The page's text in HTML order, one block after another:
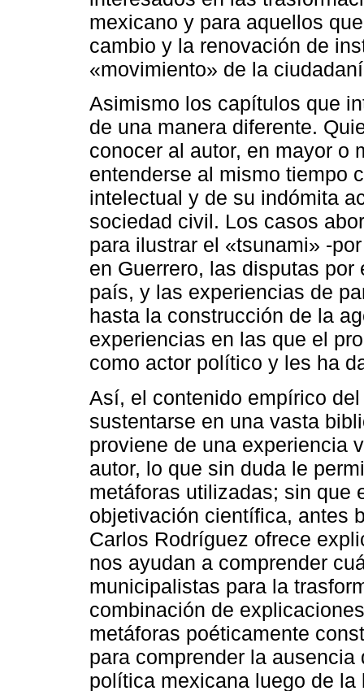
mexicano y para aquellos
cambio y la renovación de
«movimiento» de la
Asimismo los capítulos que
de una manera diferente.
conocer al autor, en mayor o
entenderse al mismo tiempo
intelectual y de su indómita
sociedad civil. Los casos
para ilustrar el «tsunami» -
en Guerrero, las disputas
país, y las experiencias de
hasta la construcción de la
experiencias en las que el
como actor político y les ha
Así, el contenido empírico
sustentarse en una vasta
proviene de una experiencia
autor, lo que sin duda le
metáforas utilizadas; sin que
objetivación científica, antes
Carlos Rodríguez ofrece
nos ayudan a comprender
municipalistas para la
combinación de
metáforas poéticamente
para comprender la
política mexicana luego de